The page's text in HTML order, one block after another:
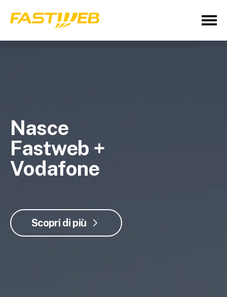
Nasce
Fastweb +
Vodafone
Scopri di più